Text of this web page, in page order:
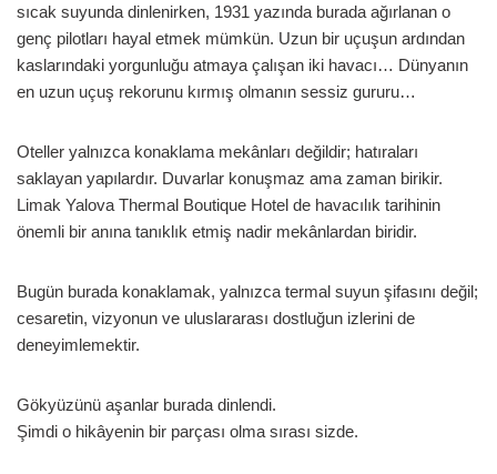
sıcak suyunda dinlenirken, 1931 yazında burada ağırlanan o
genç pilotları hayal etmek mümkün. Uzun bir uçuşun ardından
kaslarındaki yorgunluğu atmaya çalışan iki havacı… Dünyanın
en uzun uçuş rekorunu kırmış olmanın sessiz gururu…
Oteller yalnızca konaklama mekânları değildir; hatıraları
saklayan yapılardır. Duvarlar konuşmaz ama zaman birikir.
Limak Yalova Thermal Boutique Hotel de havacılık tarihinin
önemli bir anına tanıklık etmiş nadir mekânlardan biridir.
Bugün burada konaklamak, yalnızca termal suyun şifasını değil;
cesaretin, vizyonun ve uluslararası dostluğun izlerini de
deneyimlemektir.
Gökyüzünü aşanlar burada dinlendi.
Şimdi o hikâyenin bir parçası olma sırası sizde.